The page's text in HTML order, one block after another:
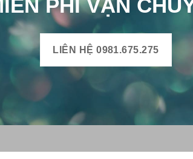
PHÍ VẬN
LIÊN HỆ 0981.675.275
VIỆT
Đức, Tỉnh Quảng
THÔNG TIN
Mô tả sản phẩm